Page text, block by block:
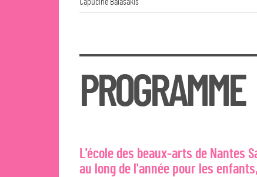
PROGRAMME
L'école des beaux-arts de Nantes
au long de l'année pour les